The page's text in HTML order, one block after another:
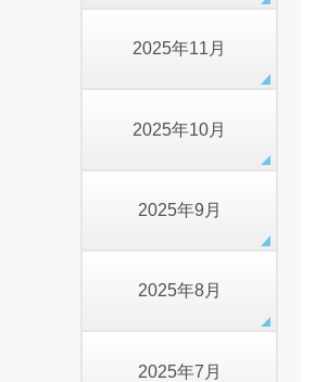
2025年11月
2025年10月
2025年9月
2025年8月
2025年7月